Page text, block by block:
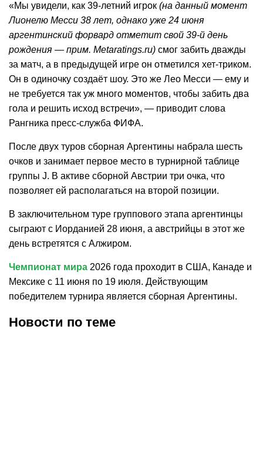
«Мы увидели, как 39-летний игрок (на данный момент
Лионелю Месси 38 лет, однако уже 24 июня
аргентинский форвард отметит свой 39-й день
рождения — прим. Metaratings.ru) смог забить дважды
за матч, а в предыдущей игре он отметился хет-триком.
Он в одиночку создаёт шоу. Это же Лео Месси — ему и
не требуется так уж много моментов, чтобы забить два
гола и решить исход встречи», — приводит слова
Рангника пресс-служба ФИФА.
После двух туров сборная Аргентины набрала шесть
очков и занимает первое место в турнирной таблице
группы J. В активе сборной Австрии три очка, что
позволяет ей располагаться на второй позиции.
В заключительном туре группового этапа аргентинцы
сыграют с Иорданией 28 июня, а австрийцы в этот же
день встретятся с Алжиром.
Чемпионат мира 2026 года проходит в США, Канаде и
Мексике с 11 июня по 19 июля. Действующим
победителем турнира является сборная Аргентины.
Новости по теме